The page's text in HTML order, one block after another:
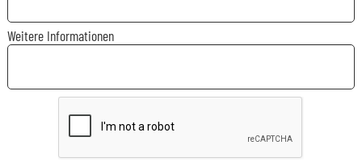
Weitere Informationen